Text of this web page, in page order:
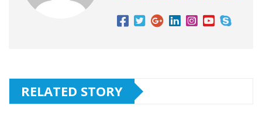
RELATED STORY